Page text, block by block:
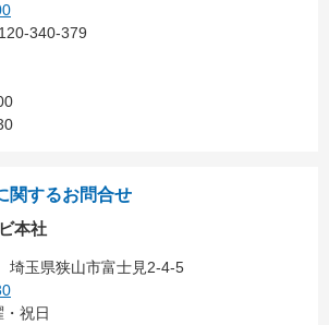
340-379
関するお問合せ
本社
埼玉県狭山市富士見2-4-5
祝日